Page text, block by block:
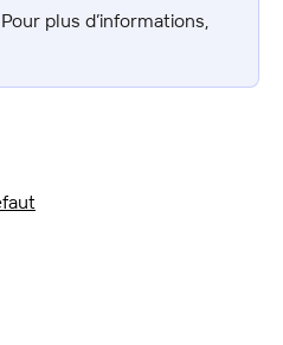
plus d’informations,